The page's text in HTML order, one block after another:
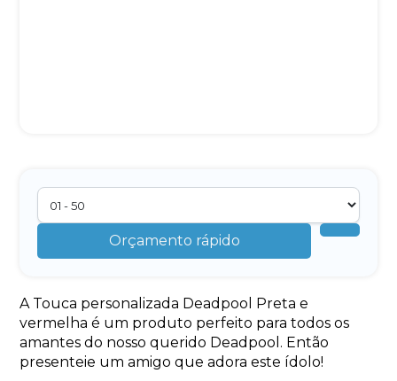
Orçamento rápido
A Touca personalizada Deadpool Preta e
vermelha é um produto perfeito para todos os
amantes do nosso querido Deadpool. Então
presenteie um amigo que adora este ídolo!